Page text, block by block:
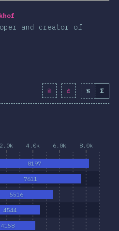
and creator of
% Σ
2.0k 4.0k 6.0k 8.0k
4158
4544
5516
7611
8197